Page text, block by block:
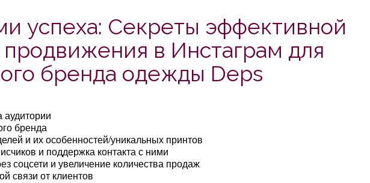
успеха: Секреты эффективной
продвижения в Инстаграм для
бренда одежды Deps
аудитории
бренда
и их особенностей/уникальных принтов
и поддержка контакта с ними
соцсети и увеличение количества продаж
связи от клиентов